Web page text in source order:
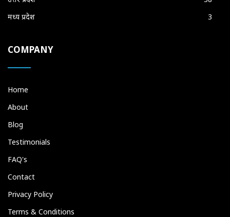
मध्य प्रदेश
3
COMPANY
Home
About
Blog
Testimonials
FAQ's
Contact
Privacy Policy
Terms & Conditions